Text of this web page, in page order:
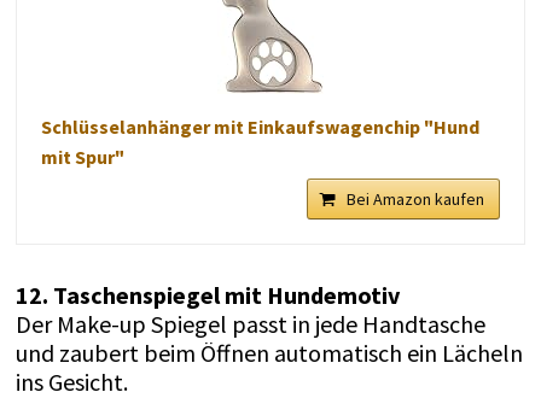
Schlüsselanhänger mit Einkaufswagenchip "Hund
mit Spur"
Bei Amazon kaufen
12. Taschenspiegel mit Hundemotiv
Der Make-up Spiegel passt in jede Handtasche
und zaubert beim Öffnen automatisch ein Lächeln
ins Gesicht.